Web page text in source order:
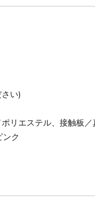
い)
リエステル、接触板／
ク